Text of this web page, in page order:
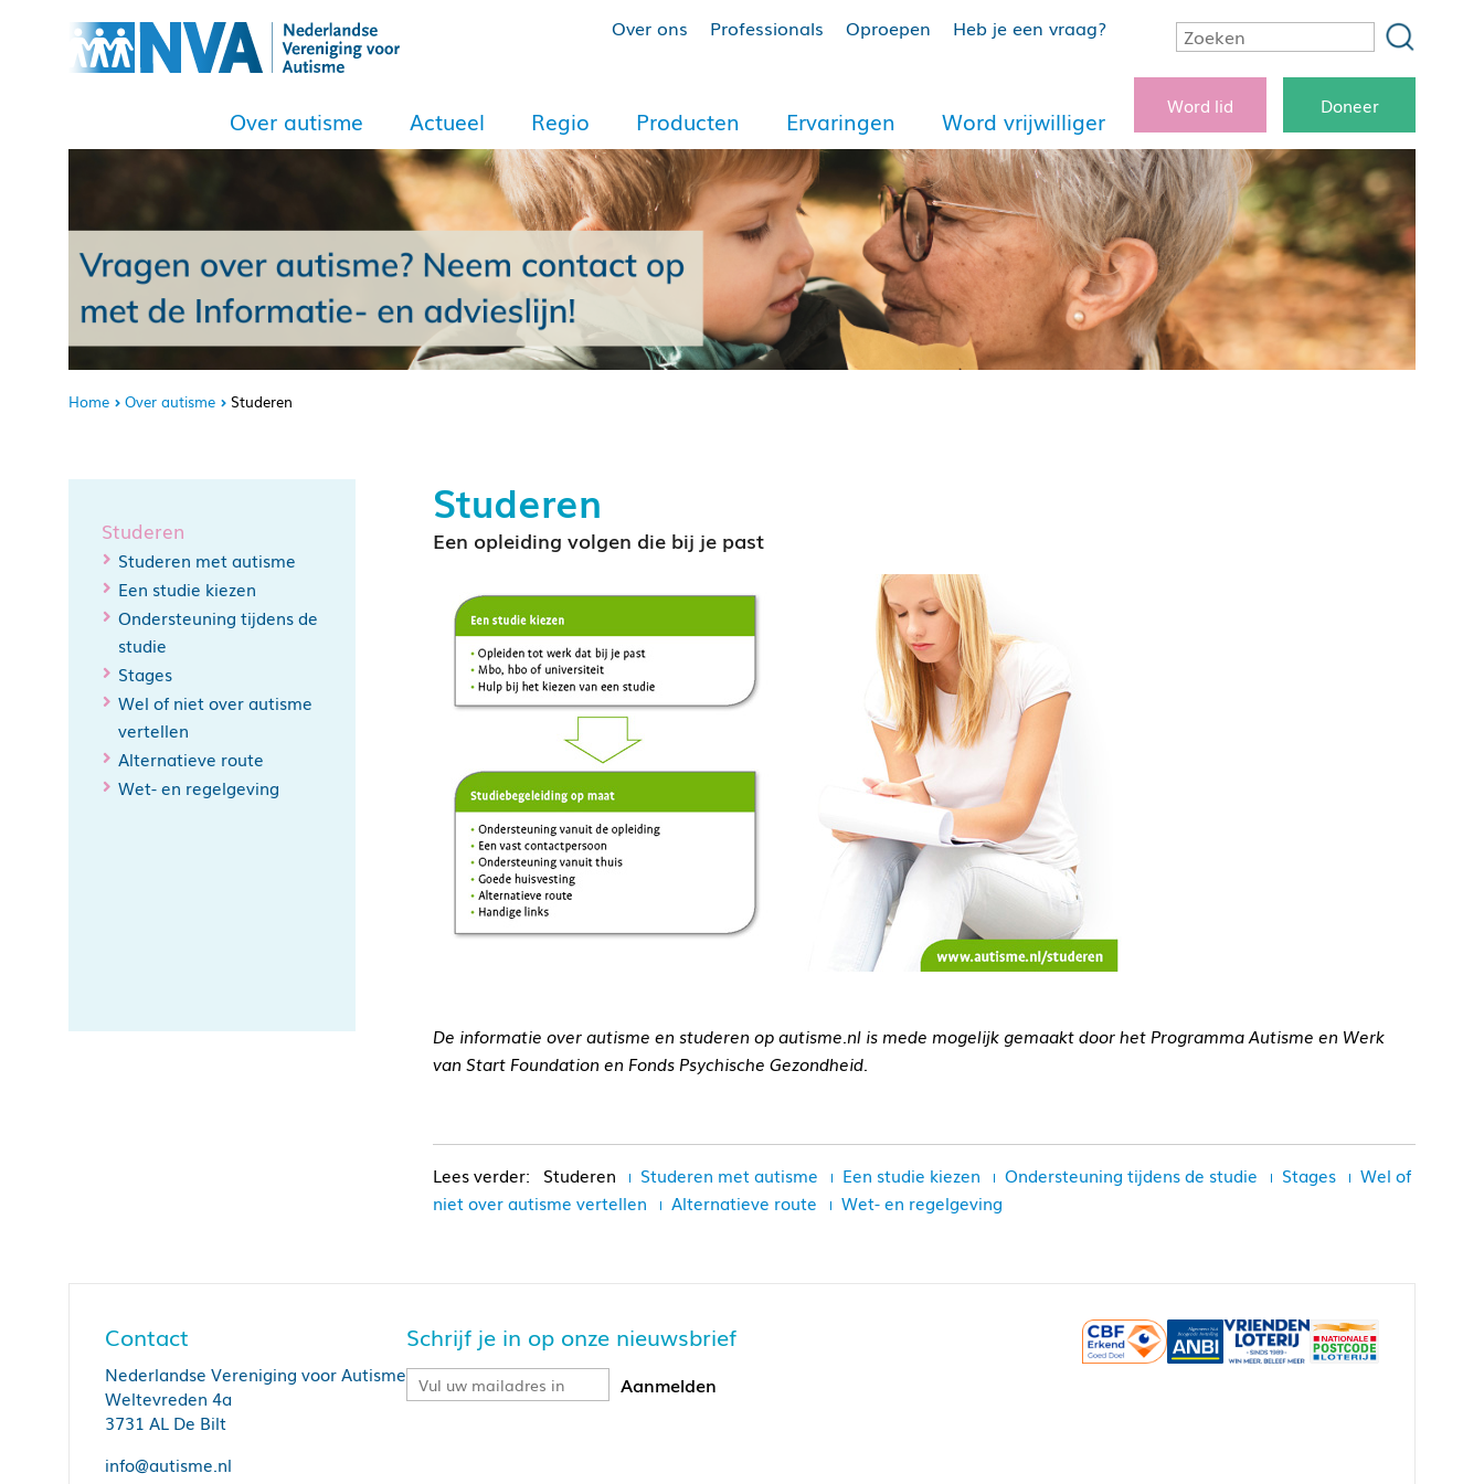
Over ons Professionals Oproepen Heb je een vraag?
Over autisme Actueel Regio Producten Ervaringen Word vrijwilliger
Word lid Doneer
Home Over autisme Studeren
Studeren
Studeren met autisme
Een studie kiezen
Ondersteuning tijdens de
studie
Stages
Wel of niet over autisme
vertellen
Alternatieve route
Wet- en regelgeving
Studeren
Een opleiding volgen die bij je past
De informatie over autisme en studeren op autisme.nl is mede mogelijk gemaakt door het Programma Autisme en Werk
van Start Foundation en Fonds Psychische Gezondheid.
Studeren Studeren met autisme Een studie kiezen Ondersteuning tijdens de studie Stages
Wel of
niet over autisme vertellen
Alternatieve route Wet- en regelgeving
Contact
Nederlandse Vereniging voor Autisme
Weltevreden 4a
3731 AL De Bilt
info@autisme.nl
Schrijf je in op onze nieuwsbrief